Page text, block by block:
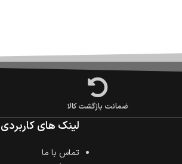
ضمانت بازگشت کالا
لینک های کاربردی
تماس با ما